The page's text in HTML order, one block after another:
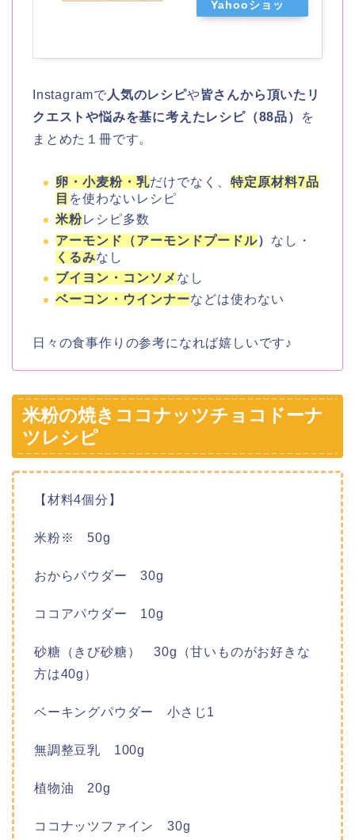
Yahooショッ
Instagramで 人気のレシピや皆さんから頂いたリ
クエストや悩みを基に考えたレシピ（88品）
を
まとめた１冊です。
卵・小麦粉・乳だけでなく、 特定原材料7品
目 を使わないレシピ
米粉レシピ多数
アーモンド（アーモンドプードル） なし・
くるみなし
ブイヨン・コンソメ なし
ベーコン・ウインナーなどは使わない
日々の食事作りの参考になれば嬉しいです♪
米粉の焼きココナッツチョコドーナ
ツレシピ
【材料4個分】
米粉※ 50g
おからパウダー 30g
ココアパウダー 10g
砂糖（きび砂糖） 30g（甘いものがお好きな
方は40g）
ベーキングパウダー 小さじ1
無調整豆乳 100g
植物油 20g
ココナッツファイン 30g